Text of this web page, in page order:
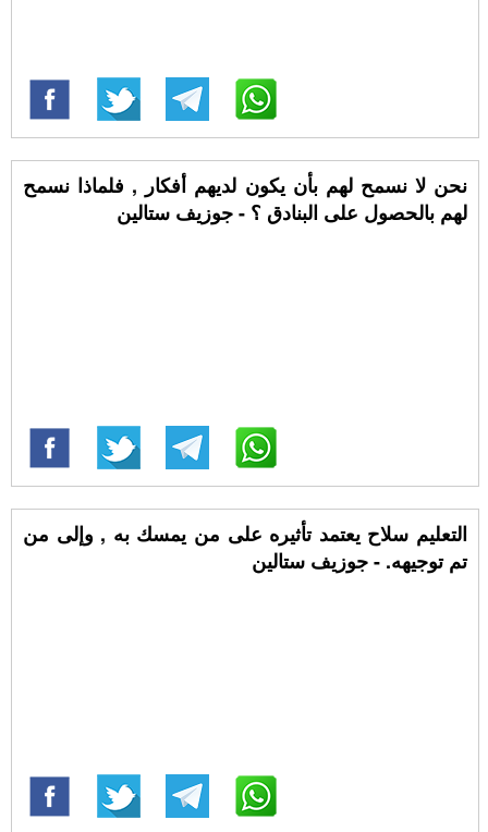
نحن لا نسمح لهم بأن يكون لديهم أفكار , فلماذا نسمح
لهم بالحصول على البنادق ؟ - جوزيف ستالين
التعليم سلاح يعتمد تأثيره على من يمسك به , وإلى من
تم توجيهه. - جوزيف ستالين